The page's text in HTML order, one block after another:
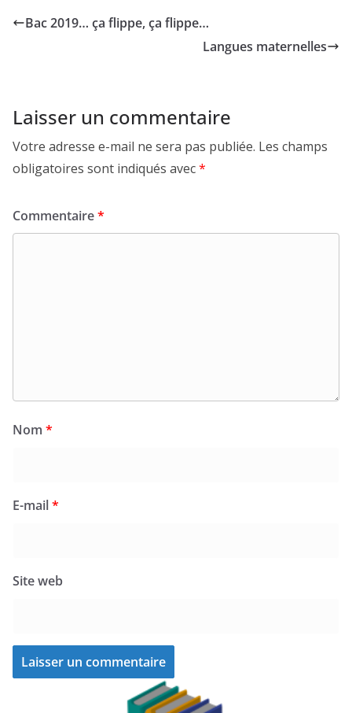
Bac 2019… ça flippe, ça flippe…
Langues maternelles
Laisser un commentaire
Votre adresse e-mail ne sera pas publiée. Les champs
obligatoires sont indiqués avec*
Commentaire*
Nom *
E-mail*
Site web